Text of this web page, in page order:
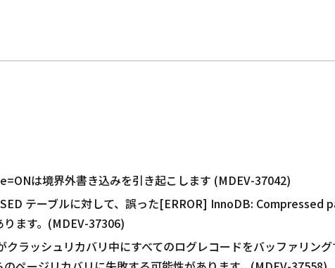
は境界外書き込みを引き起こします (MDEV-37042)
テーブルに対して、誤った[ERROR] InnoDB:
ます。(MDEV-37306)
ラッシュリカバリ中にすべてのログレコードをバッファリン